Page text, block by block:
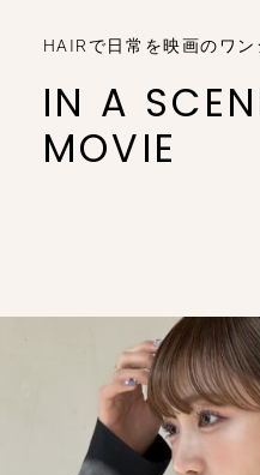
HAIRで日常を映画のワン
IN A
MOVIE